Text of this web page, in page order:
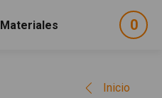
Materiales 0
Inicio